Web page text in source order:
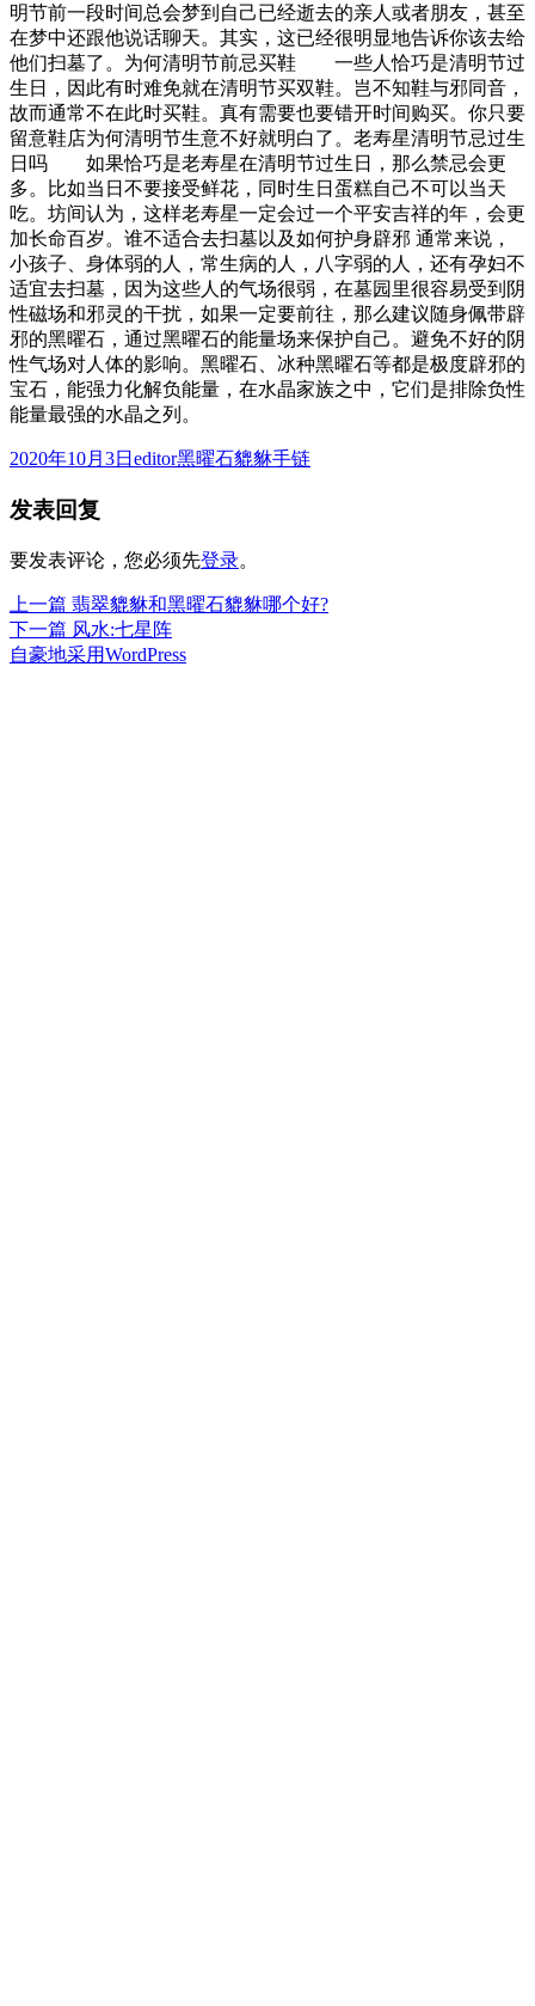
明节前一段时间总会梦到自己已经逝去的亲人或者朋友，甚至
在梦中还跟他说话聊天。其实，这已经很明显地告诉你该去给
他们扫墓了。为何清明节前忌买鞋 一些人恰巧是清明节过
生日，因此有时难免就在清明节买双鞋。岂不知鞋与邪同音，
故而通常不在此时买鞋。真有需要也要错开时间购买。你只要
留意鞋店为何清明节生意不好就明白了。老寿星清明节忌过生
日吗 如果恰巧是老寿星在清明节过生日，那么禁忌会更
多。比如当日不要接受鲜花，同时生日蛋糕自己不可以当天
吃。坊间认为，这样老寿星一定会过一个平安吉祥的年，会更
加长命百岁。谁不适合去扫墓以及如何护身辟邪 通常来说，
小孩子、身体弱的人，常生病的人，八字弱的人，还有孕妇不
适宜去扫墓，因为这些人的气场很弱，在墓园里很容易受到阴
性磁场和邪灵的干扰，如果一定要前往，那么建议随身佩带辟
邪的黑曜石，通过黑曜石的能量场来保护自己。避免不好的阴
性气场对人体的影响。黑曜石、冰种黑曜石等都是极度辟邪的
宝石，能强力化解负能量，在水晶家族之中，它们是排除负性
能量最强的水晶之列。
发
于
2020年10月3日 作
editor分
黑曜石貔貅手链
发表回复
要发表评论，您必须先登录。
文
章
上一篇 上
篇
文
翡翠貔貅和黑曜石貔貅哪个好?
下一篇 下
篇
风水:七星阵
自豪地采用WordPress